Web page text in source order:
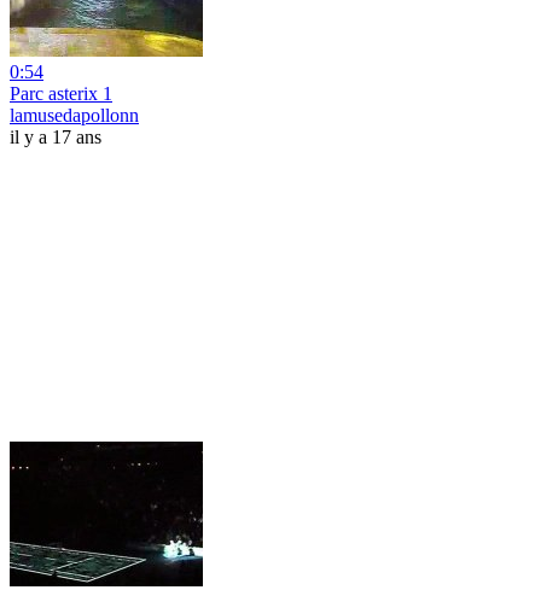
0:54
Parc asterix 1
lamusedapollonn
il y a 17 ans